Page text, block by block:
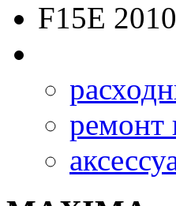
F15E
ремонт